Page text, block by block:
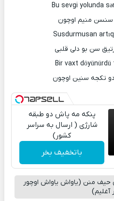
Bu sevgi yolunda
سنسن منیم اوچون
Susdurmusan
سن بو دلی قلبی
Bir vaxt döyünürdü
تکجه سنین اوچون
پنکه مه پاش دو طبقه
شارژی ( ارسال به سراسر
کشور)
باتخفیف بخر
منن (یاواش یاواش اوچور
آغلیم)